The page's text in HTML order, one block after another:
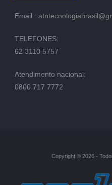
Email :
TELEFONES:
62 3110 5757
Atendimento nacional:
0800 717 7772
Copyright © 2026 -